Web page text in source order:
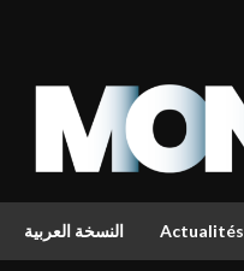
النسخة العربية Actualités